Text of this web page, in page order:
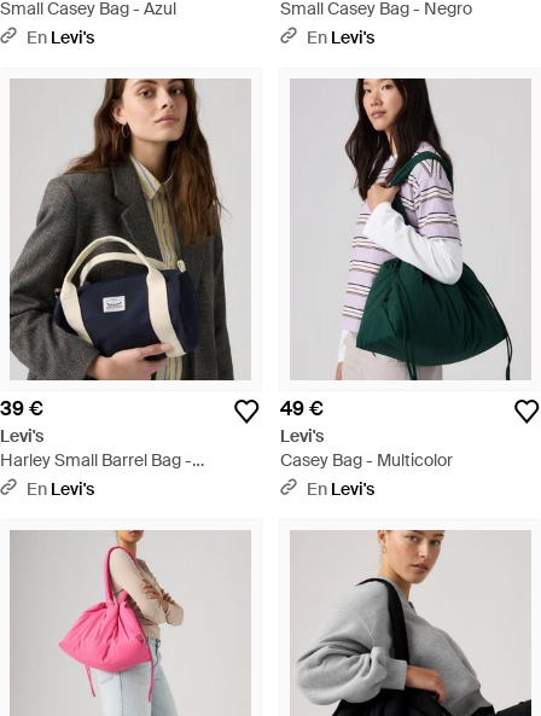
Small Casey Bag - Azul
En Levi's
Small Casey Bag - Negro
En Levi's
39 €
Levi's
Harley Small Barrel Bag -
Multicolor
En Levi's
49 €
Levi's
Casey Bag - Multicolor
En Levi's